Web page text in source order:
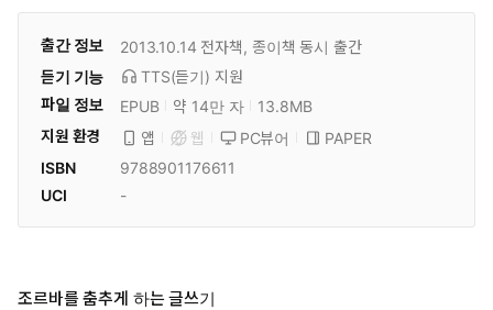
출간 정보 2013.10.14 전자책, 종이책 동시 출간
듣기 기능
TTS(듣기) 지원
파일 정보
EPUB 약 14만 자
13.8MB
지원 환경
앱 웹 PC뷰어
PAPER
ISBN
9788901176611
UCI
-
조르바를 춤추게 하는 글쓰기